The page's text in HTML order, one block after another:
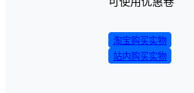
淘宝购买实物
站内购买实物